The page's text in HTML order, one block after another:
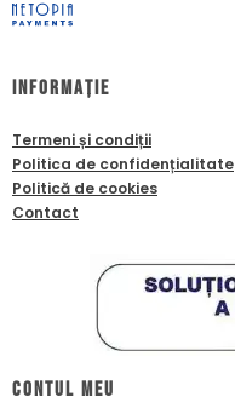
Informație
Termeni și condiții
Politica de confidențialitate
Politică de cookies
Contact
Contul meu